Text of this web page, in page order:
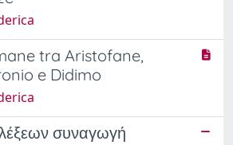
tra Aristofane,
e Didimo
συναγωγή